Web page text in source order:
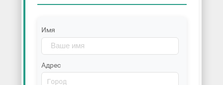
Имя
Адрес